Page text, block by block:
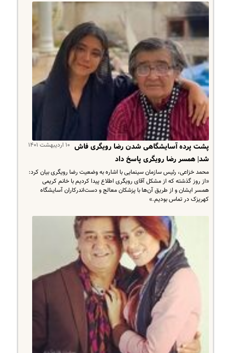
۱۰ اردیبهشت ۱۴۰۱ پشت پرده آسایشگاهی شدن رضا رویگری فاش
شد| همسر رضا رویگری پاسخ داد
محمد خزاعی، رئیس سازمان سینمایی با اشاره به وضعیت رضا رویگری بیان کرد:
«از روز گذشته که از مشکل آقای رویگری اطلاع پیدا کردیم با خانم کریمی
همسر ایشان و از طریق آن‌ها با پزشکان معالج و دست‌اندرکاران آسایشگاه
کهریزک در تماس بودیم.»